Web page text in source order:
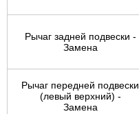
Рычаг задней подвески -
Замена
Рычаг передней подвески
(левый верхний) -
Замена